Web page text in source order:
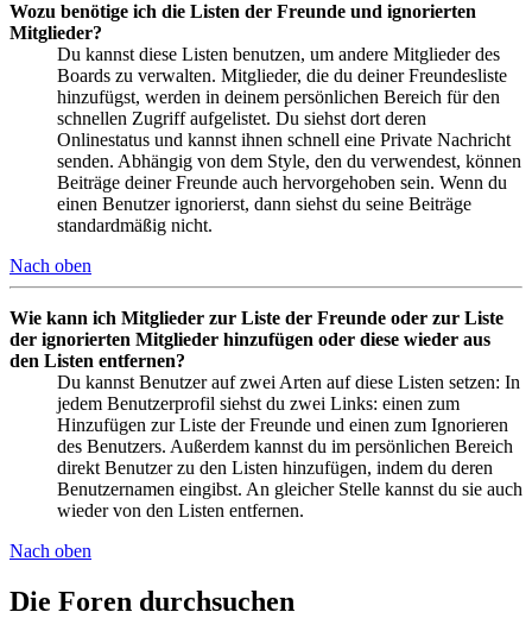
Wozu benötige ich die Listen der Freunde und ignorierten
Mitglieder?
Du kannst diese Listen benutzen, um andere Mitglieder des
Boards zu verwalten. Mitglieder, die du deiner Freundesliste
hinzufügst, werden in deinem persönlichen Bereich für den
schnellen Zugriff aufgelistet. Du siehst dort deren
Onlinestatus und kannst ihnen schnell eine Private Nachricht
senden. Abhängig von dem Style, den du verwendest, können
Beiträge deiner Freunde auch hervorgehoben sein. Wenn du
einen Benutzer ignorierst, dann siehst du seine Beiträge
standardmäßig nicht.
Nach oben
Wie kann ich Mitglieder zur Liste der Freunde oder zur Liste
der ignorierten Mitglieder hinzufügen oder diese wieder aus
den Listen entfernen?
Du kannst Benutzer auf zwei Arten auf diese Listen setzen: In
jedem Benutzerprofil siehst du zwei Links: einen zum
Hinzufügen zur Liste der Freunde und einen zum Ignorieren
des Benutzers. Außerdem kannst du im persönlichen Bereich
direkt Benutzer zu den Listen hinzufügen, indem du deren
Benutzernamen eingibst. An gleicher Stelle kannst du sie auch
wieder von den Listen entfernen.
Nach oben
Die Foren durchsuchen